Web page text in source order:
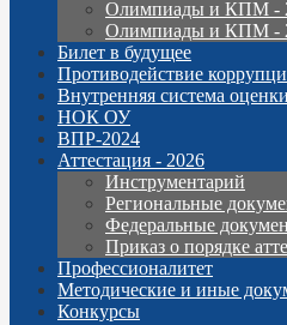
Олимпиады и КПМ -
Олимпиады и КПМ -
Билет в будущее
Противодействие
Внутренняя система
НОК ОУ
ВПР-2024
Аттестация - 2026
Инструментарий
Региональные
Федеральные
Приказ о порядке
Профессионалитет
Методические и иные
Конкурсы